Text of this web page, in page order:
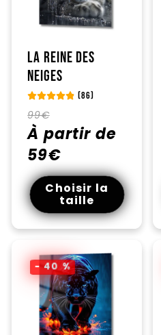
La Reine des
Neiges
(86)
Prix
habituel
99€
promotionnel
À partir de
59€
Choisir la
taille
- 40 %